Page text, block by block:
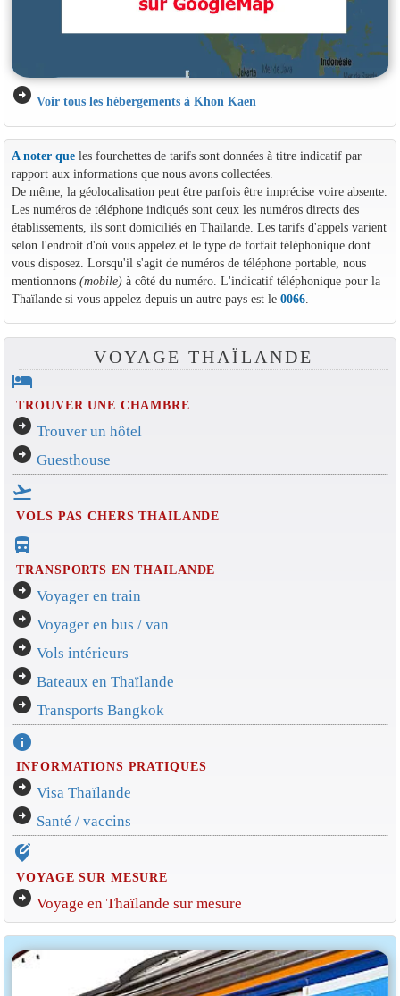
arrow_circle_right Voir tous les hébergements à Khon Kaen
A noter queles fourchettes de tarifs sont données à titre indicatif par
rapport aux informations que nous avons collectées.
De même, la géolocalisation peut être parfois être imprécise voire absente.
Les numéros de téléphone indiqués sont ceux les numéros directs des
établissements, ils sont domiciliés en Thaïlande. Les tarifs d'appels varient
selon l'endroit d'où vous appelez et le type de forfait téléphonique dont
vous disposez. Lorsqu'il s'agit de numéros de téléphone portable, nous
mentionnons (mobile)à côté du numéro. L'indicatif téléphonique pour la
Thaïlande si vous appelez depuis un autre pays est le 0066.
VOYAGE THAÏLANDE
hotel
TROUVER UNE CHAMBRE
arrow_circle_right Trouver un hôtel
arrow_circle_right Guesthouse
flight_takeoff
VOLS PAS CHERS THAILANDE
directions_bus_filled
TRANSPORTS EN THAILANDE
arrow_circle_right Voyager en train
arrow_circle_right Voyager en bus / van
arrow_circle_right Vols intérieurs
arrow_circle_right Bateaux en Thaïlande
arrow_circle_right Transports Bangkok
info
INFORMATIONS PRATIQUES
arrow_circle_right Visa Thaïlande
arrow_circle_right Santé / vaccins
edit_location_alt
VOYAGE SUR MESURE
arrow_circle_right Voyage en Thaïlande sur mesure